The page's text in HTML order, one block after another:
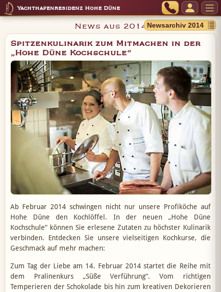
Yachthafenresidenz Hohe Düne
News aus 2014
Spitzenkulinarik zum Mitmachen in der
„Hohe Düne Kochschule“
Ab Februar 2014 schwingen nicht nur unsere Profiköche auf
Hohe Düne den Kochlöffel. In der neuen „Hohe Düne
Kochschule“ können Sie erlesene Zutaten zu höchster Kulinarik
verbinden. Entdecken Sie unsere vielseitigen Kochkurse, die
Geschmack auf mehr machen:
Zum Tag der Liebe am 14. Februar 2014 startet die Reihe mit
dem Pralinenkurs „Süße Verführung“. Vom richtigen
Temperieren der Schokolade bis hin zum kreativen Dekorieren